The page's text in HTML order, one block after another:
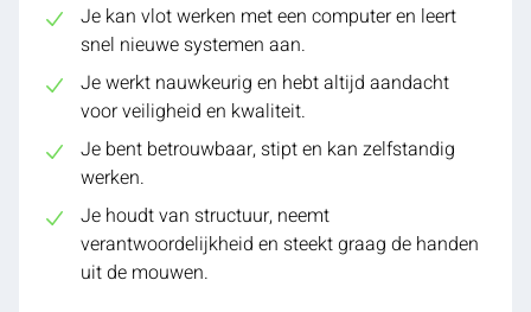
Je kan vlot werken met een computer en leert
snel nieuwe systemen aan.
Je werkt nauwkeurig en hebt altijd aandacht
voor veiligheid en kwaliteit.
Je bent betrouwbaar, stipt en kan zelfstandig
werken.
Je houdt van structuur, neemt
verantwoordelijkheid en steekt graag de handen
uit de mouwen.